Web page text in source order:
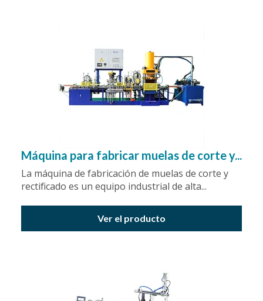
Máquina para fabricar muelas de corte y...
La máquina de fabricación de muelas de corte y
rectificado es un equipo industrial de alta...
Ver el producto